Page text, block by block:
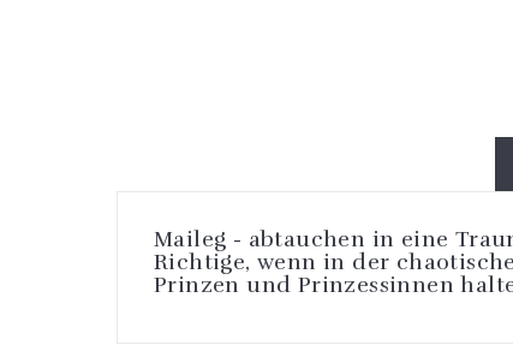
Maileg - abtauchen in eine
Richtige, wenn in der
Prinzen und Prinzessinnen